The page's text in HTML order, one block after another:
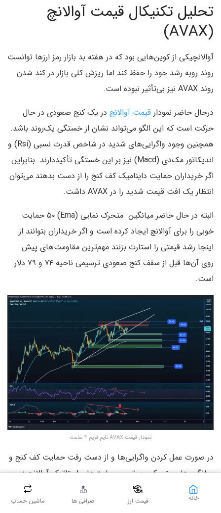
تحلیل تکنیکال قیمت آوالانچ
(AVAX)
آوالانچیکی از کوین‌هایی بود که در هفته بد بازار رمز ارزها توانست
روند روبه رشد خود را حفظ کند اما ریزش کلی بازار در کند شدن
روند AVAX نیز بی‌تأثیر نبوده است.
درحال حاضر نمودار قیمت آوالانچ در یک کنج صعودی در حال
حرکت است که این الگو می‌تواند نشان از خستگی یک‌روند باشد.
همچنین وجود واگرایی‌های شدید در شاخص قدرت نسبی (Rsi) و
اندیکاتور مک‌دی (Macd) نیز بر این خستگی تأکیددارند. بنابراین
اگر خریداران حمایت داینامیک کف کنج را از دست بدهند می‌توان
انتظار یک افت قیمت شدید را در AVAX داشت.
البته در حال حاضر میانگین‌ متحرک نمایی (Ema) ۵۰ حمایت
خوبی را برای آوالانچ ایجاد کرده است و اگر خریداران بتوانند از
اینجا رشد قیمتی را استارت بزنند مهم‌ترین مقاومت‌های پیش
روی آن‌ها قبل از سقف کنج صعودی ترسیمی ناحیه ۷۴ و ۷۹ دلار
است.
نمودار قیمت AVAX تایم فریم ۴ ساعت
در صورت عمل کردن واگرایی‌ها و از دست رفت حمایت کف کنج و
میانگین‌های متحرک مهم‌ترین حمایت‌های استاتیک آوالانچ در
نواحی ۶۱.۷؛ ۵۵.۲؛ ۴۸.۳ دلار است. به‌طورکلی آوالانچ برای پر
کردن این واگرایی در شاخص قدرت نسبی (Rsi) باید خط روند
خانه قیمت ارز صرافی ها ماشین حساب